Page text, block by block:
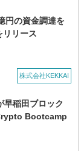
円の資金調達を
リース
株式会社KEKKAI
稲田ブロック
Bootcamp